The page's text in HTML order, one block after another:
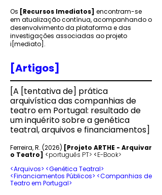
Os [Recursos Imediatos] encontram-se
em atualização contínua, acompanhando o
desenvolvimento da plataforma e das
investigações associadas ao projeto
i[mediato].
[Artigos]
[A [tentativa de] prática
arquivística das companhias de
teatro em Portugal: resultado de
um inquérito sobre a genética
teatral, arquivos e financiamentos]
Ferreira, R. (2026) [Projeto ARTHE - Arquivar
o Teatro] <português PT> <E-Book>
<Arquivos> <Genética Teatral>
<Financiamentos Públicos> <Companhias de
Teatro em Portugal>